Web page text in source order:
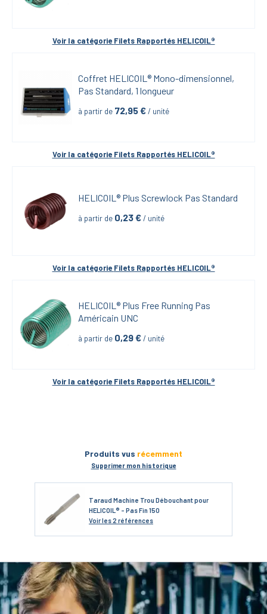
Voir la catégorie Filets Rapportés HELICOIL®
Coffret HELICOIL® Mono-dimensionnel,
Pas Standard, 1 longueur
à partir de 72,95 € / unité
Voir la catégorie Filets Rapportés HELICOIL®
HELICOIL® Plus Screwlock Pas Standard
à partir de 0,23 € / unité
Voir la catégorie Filets Rapportés HELICOIL®
HELICOIL® Plus Free Running Pas
Américain UNC
à partir de 0,29 € / unité
Voir la catégorie Filets Rapportés HELICOIL®
Produits vus récemment
Supprimer mon historique
Taraud Machine Trou Débouchant pour
HELICOIL® - Pas Fin 150
Voirles 2 références